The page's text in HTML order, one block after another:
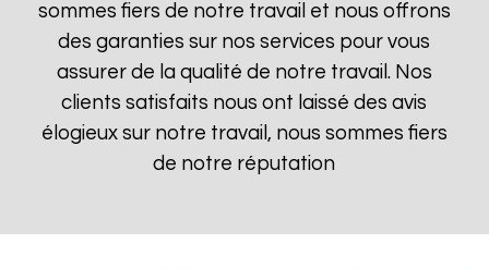
sommes fiers de notre travail et nous offrons
des garanties sur nos services pour vous
assurer de la qualité de notre travail. Nos
clients satisfaits nous ont laissé des avis
élogieux sur notre travail, nous sommes fiers
de notre réputation